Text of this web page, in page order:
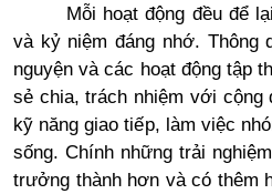
Mỗi hoạt động đều để
và kỷ niệm đáng nhớ. Thông
nguyện và các hoạt động tập
sẻ chia, trách nhiệm với cộng
kỹ năng giao tiếp, làm việc
sống. Chính những trải
trưởng thành hơn và có thêm